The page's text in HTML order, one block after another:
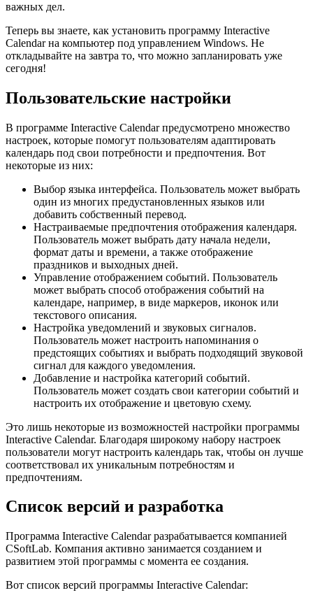
важных дел.
Теперь вы знаете, как установить программу Interactive
Calendar на компьютер под управлением Windows. Не
откладывайте на завтра то, что можно запланировать уже
сегодня!
Пользовательские настройки
В программе Interactive Calendar предусмотрено множество
настроек, которые помогут пользователям адаптировать
календарь под свои потребности и предпочтения. Вот
некоторые из них:
Выбор языка интерфейса. Пользователь может выбрать
один из многих предустановленных языков или
добавить собственный перевод.
Настраиваемые предпочтения отображения календаря.
Пользователь может выбрать дату начала недели,
формат даты и времени, а также отображение
праздников и выходных дней.
Управление отображением событий. Пользователь
может выбрать способ отображения событий на
календаре, например, в виде маркеров, иконок или
текстового описания.
Настройка уведомлений и звуковых сигналов.
Пользователь может настроить напоминания о
предстоящих событиях и выбрать подходящий звуковой
сигнал для каждого уведомления.
Добавление и настройка категорий событий.
Пользователь может создать свои категории событий и
настроить их отображение и цветовую схему.
Это лишь некоторые из возможностей настройки программы
Interactive Calendar. Благодаря широкому набору настроек
пользователи могут настроить календарь так, чтобы он лучше
соответствовал их уникальным потребностям и
предпочтениям.
Список версий и разработка
Программа Interactive Calendar разрабатывается компанией
CSoftLab. Компания активно занимается созданием и
развитием этой программы с момента ее создания.
Вот список версий программы Interactive Calendar: